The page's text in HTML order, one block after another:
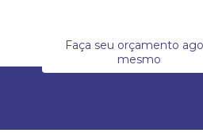
Faça seu orçamento
mesmo